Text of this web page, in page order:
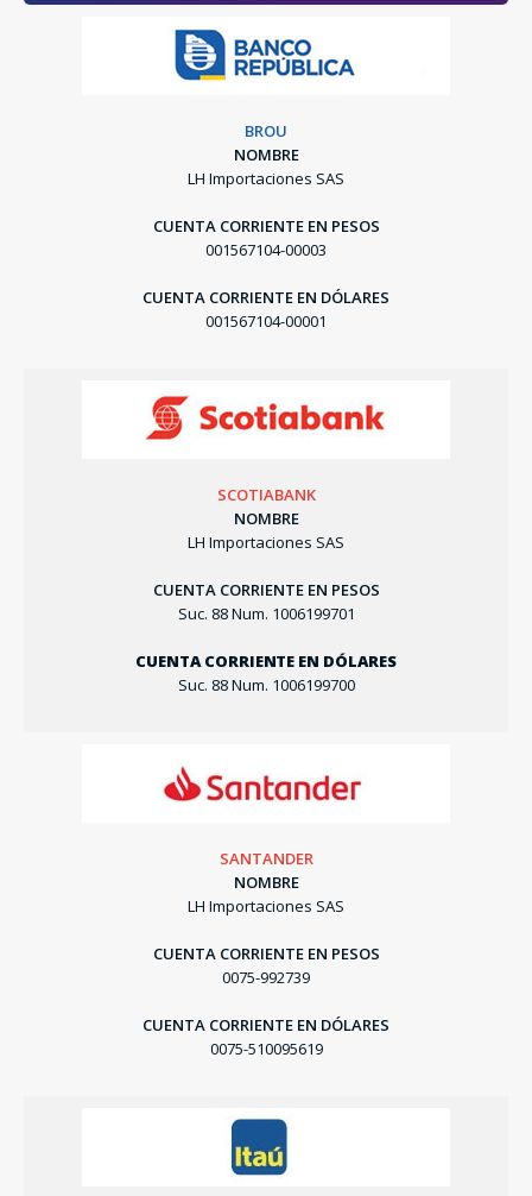
BROU
NOMBRE
LH Importaciones SAS
CUENTA CORRIENTE EN PESOS
001567104-00003
CUENTA CORRIENTE EN DÓLARES
001567104-00001
SCOTIABANK
NOMBRE
LH Importaciones SAS
CUENTA CORRIENTE EN PESOS
Suc. 88 Num. 1006199701
CUENTA CORRIENTE EN DÓLARES
Suc. 88 Num. 1006199700
SANTANDER
NOMBRE
LH Importaciones SAS
CUENTA CORRIENTE EN PESOS
0075-992739
CUENTA CORRIENTE EN DÓLARES
0075-510095619